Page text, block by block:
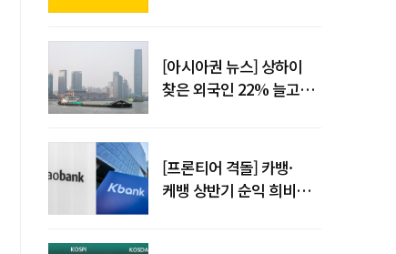
[아시아권 뉴스] 상하이
찾은 외국인 22% 늘고
[프론티어 격돌] 카뱅·
케뱅 상반기 순익 희비…